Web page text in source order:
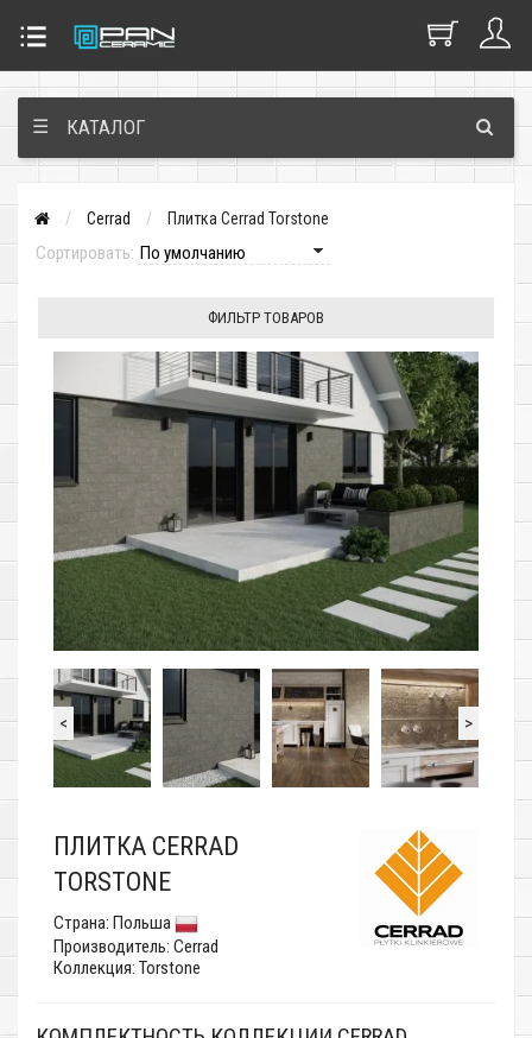
☰ КАТАЛОГ
Cerrad Плитка Cerrad Torstone
Сортировать:
ФИЛЬТР ТОВАРОВ
< >
ПЛИТКА CERRAD
TORSTONE
Страна: Польша
Производитель: Cerrad
Коллекция: Torstone